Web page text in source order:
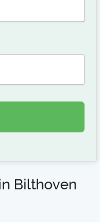
Bilthoven